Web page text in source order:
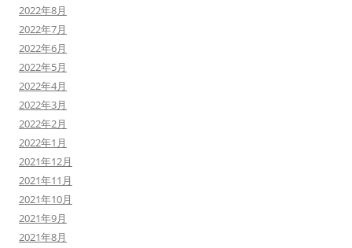
2022年8月
2022年7月
2022年6月
2022年5月
2022年4月
2022年3月
2022年2月
2022年1月
2021年12月
2021年11月
2021年10月
2021年9月
2021年8月